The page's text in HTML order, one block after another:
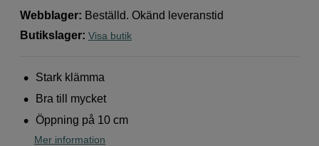
Webblager: Beställd. Okänd leveranstid
Butikslager: Visa butik
Stark klämma
Bra till mycket
Öppning på 10 cm
Mer information